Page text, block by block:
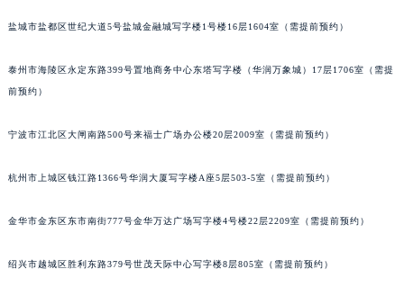
盐城市盐都区世纪大道5号盐城金融城写字楼1号楼16层1604室（需提前预约）
泰州市海陵区永定东路399号置地商务中心东塔写字楼（华润万象城）17层1706室（需提
前预约）
宁波市江北区大闸南路500号来福士广场办公楼20层2009室（需提前预约）
杭州市上城区钱江路1366号华润大厦写字楼A座5层503-5室（需提前预约）
金华市金东区东市南街777号金华万达广场写字楼4号楼22层2209室（需提前预约）
绍兴市越城区胜利东路379号世茂天际中心写字楼8层805室（需提前预约）